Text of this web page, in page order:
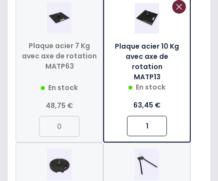
Plaque acier 7 Kg
avec axe de rotation
MATP63
En stock
48,75 €
Plaque acier 10 Kg
avec axe de
rotation
MATP13
En stock
63,45 €